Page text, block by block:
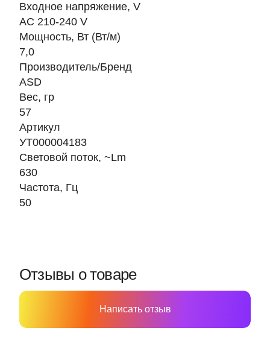
Входное напряжение, V
AC 210-240 V
Мощность, Вт (Вт/м)
7,0
Производитель/Бренд
ASD
Вес, гр
57
Артикул
УТ000004183
Световой поток, ~Lm
630
Частота, Гц
50
Отзывы о товаре
Написать отзыв